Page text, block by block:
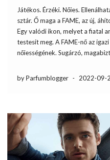
Játékos. Érzéki. Nőies.
sztár. Ő maga a FAME, az új,
Egy valódi ikon, melyet a fiatal
testesít meg. A FAME-nő az
nőiességének. Sugárzó,
by Parfumblogger - 2022-09-